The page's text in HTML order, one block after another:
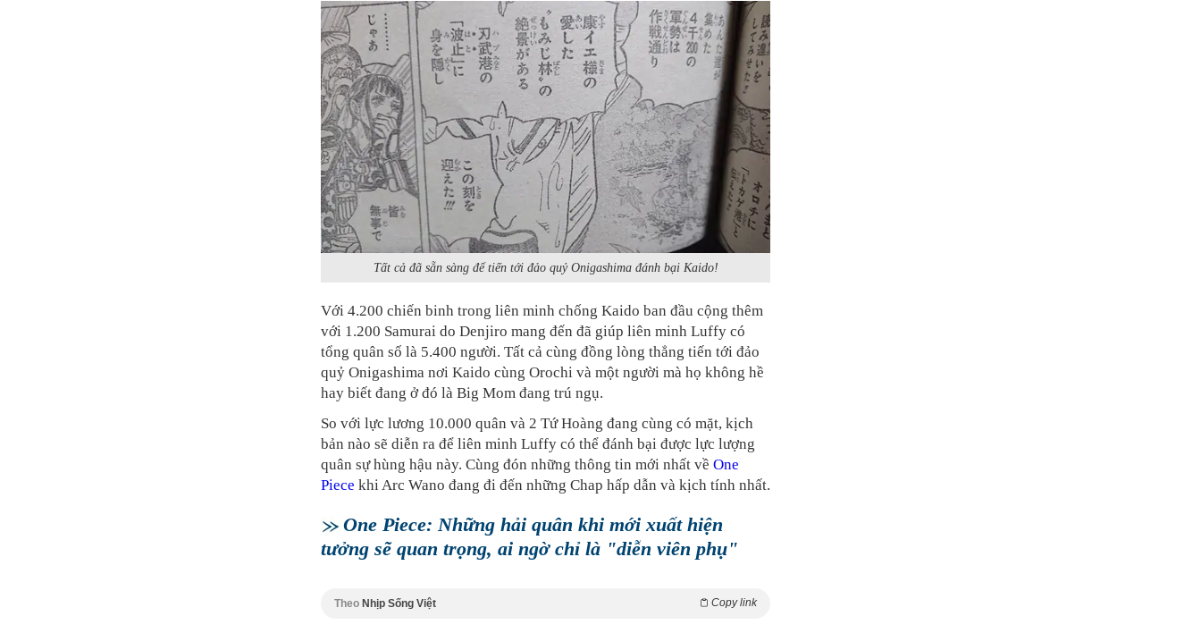
Tất cả đã sẵn sàng để tiến tới đảo quỷ Onigashima đánh bại Kaido!
Với 4.200 chiến binh trong liên minh chống Kaido ban đầu cộng thêm
với 1.200 Samurai do Denjiro mang đến đã giúp liên minh Luffy có
tổng quân số là 5.400 người. Tất cả cùng đồng lòng thẳng tiến tới đảo
quỷ Onigashima nơi Kaido cùng Orochi và một người mà họ không hề
hay biết đang ở đó là Big Mom đang trú ngụ.
So với lực lương 10.000 quân và 2 Tứ Hoàng đang cùng có mặt, kịch
bản nào sẽ diễn ra để liên minh Luffy có thể đánh bại được lực lượng
quân sự hùng hậu này. Cùng đón những thông tin mới nhất về One
Piece khi Arc Wano đang đi đến những Chap hấp dẫn và kịch tính nhất.
One Piece: Những hải quân khi mới xuất hiện
tưởng sẽ quan trọng, ai ngờ chỉ là "diễn viên phụ"
Theo Nhịp Sống Việt Copy link